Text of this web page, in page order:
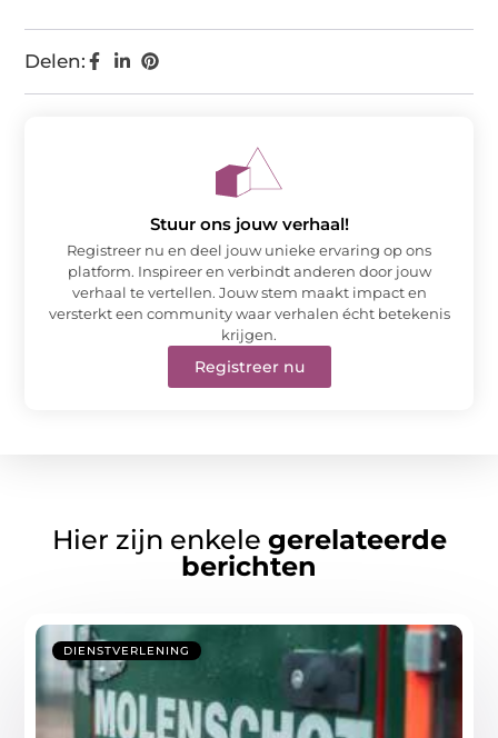
Delen:
Stuur ons jouw verhaal!
Registreer nu en deel jouw unieke ervaring op ons
platform. Inspireer en verbindt anderen door jouw
verhaal te vertellen. Jouw stem maakt impact en
versterkt een community waar verhalen écht betekenis
krijgen.
Registreer nu
Hier zijn enkele gerelateerde
berichten
DIENSTVERLENING